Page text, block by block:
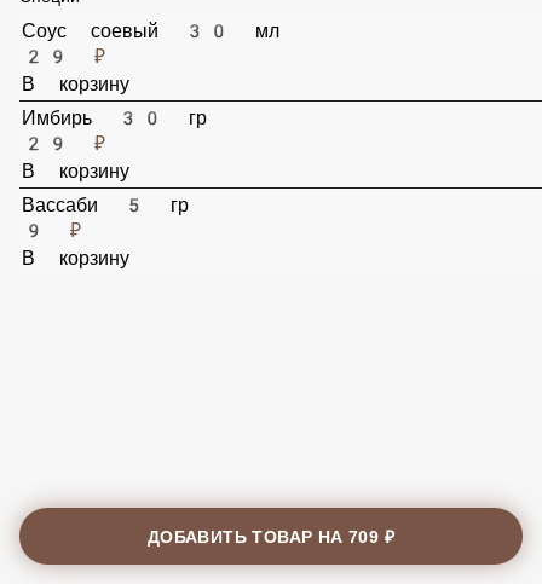
Специи
Соус соевый 30 мл
29 ₽
В корзину
29 ₽
В корзину
Вассаби 5 гр
ДОБАВИТЬ ТОВАР НА709 ₽